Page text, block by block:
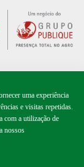
uma experiência
e visitas repetidas.
com a utilização de
nossos